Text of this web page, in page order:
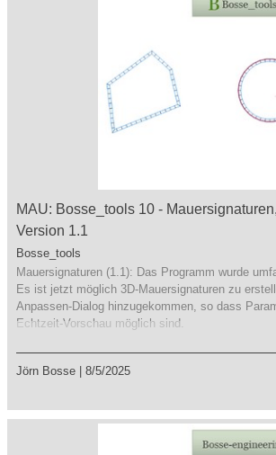
MAU: Bosse_tools 10 -
Version 1.1
Bosse_tools
Mauersignaturen (1.1): Das Programm wurde
Es ist jetzt möglich 3D-Mauersignaturen zu
Anpassen-Dialog hinzugekommen, so dass
Echtzeit-Vorschau möglich sind.
Jörn Bosse
8/5/2025